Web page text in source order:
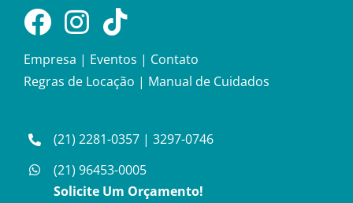
Empresa | Eventos | Contato
Regras de Locação | Manual de Cuidados
(21) 2281-0357 |3297-0746
(21) 96453-0005
Solicite Um Orçamento!